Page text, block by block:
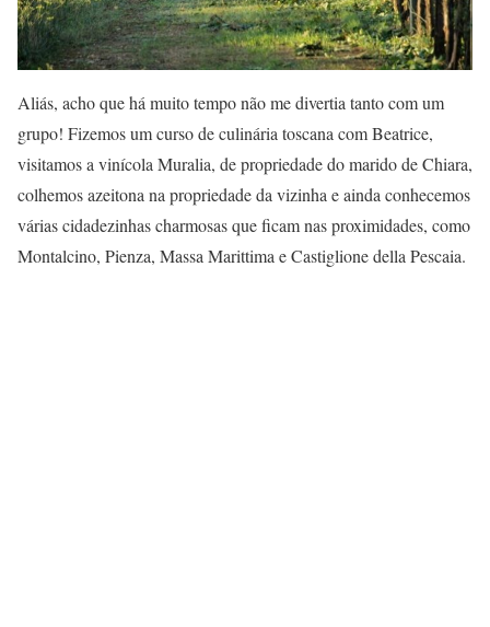
Aliás, acho que há muito tempo não me divertia tanto com um
grupo! Fizemos um curso de culinária toscana com Beatrice,
visitamos a vinícola Muralia, de propriedade do marido de Chiara,
colhemos azeitona na propriedade da vizinha e ainda conhecemos
várias cidadezinhas charmosas que ficam nas proximidades, como
Montalcino, Pienza, Massa Marittima e Castiglione della Pescaia.